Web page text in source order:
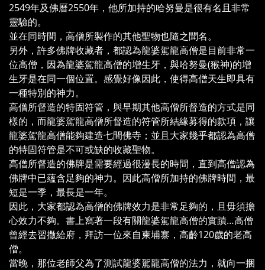
2549年及佛曆2550年，他所加持的哈努曼是很有名且非常
靈驗的。
並在同時間，高僧所製作的其他聖物也隨之聞名。
另外，許多佛牌收藏者，都認為龍婆駕龍高僧是目前非常一
位高僧，因為龍婆駕龍高僧的增生牙，與哈努曼(猴神)的增
生牙是在同一個位置。感覺好像因此，使得高僧天生即具有
一種特別的神力。
高僧所督造的特固符管，與早期其他高僧所督造的方式是同
樣的，而龍婆駕龍高僧所督造的符管所結緣募得的款項，讓
龍婆駕龍高僧能夠建造七間佛寺；並且大家幾乎都認為高僧
的特固符管是不可或缺的收藏聖物。
高僧所督造的佛牌是需要經過很漫長的時間，直到高僧認為
佛牌中已蘊含足夠的神力。因此高僧所加持的佛牌時間，最
短是一季，最長是一年。
因此，大家都認為高僧的佛牌效力是非常足夠的，且毋須擔
心效力不夠。書上寫著一段有關龍婆駕龍高僧的實蹟…高僧
曾經去習撒給府，拜訪一位來自柬埔寨，高齡120歲的老高
僧。
當晚，那位老師父為了測試龍婆駕龍高僧的法力，就向一捆